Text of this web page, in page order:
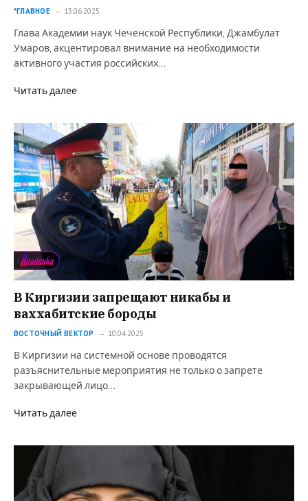
*ГЛАВНОЕ 13.06.2025
Глава Академии наук Чеченской Республики, Джамбулат
Умаров, акцентировал внимание на необходимости
активного участия российских…
Читать далее
В Киргизии запрещают никабы и
ваххабитские бороды
ВОСТОЧНЫЙ ВЕКТОР 10.04.2025
В Киргизии на системной основе проводятся
разъяснительные мероприятия не только о запрете
закрывающей лицо…
Читать далее